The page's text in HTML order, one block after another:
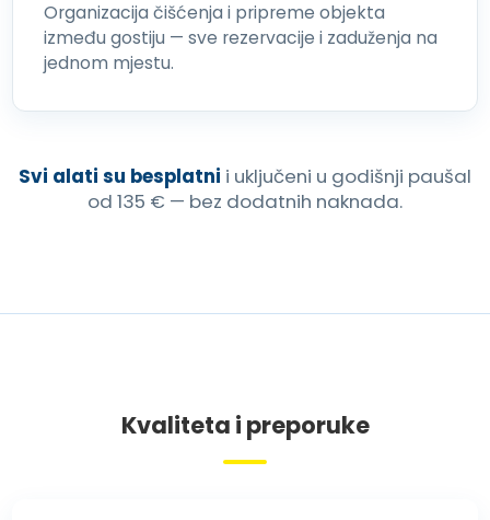
Organizacija čišćenja i pripreme objekta
između gostiju — sve rezervacije i zaduženja na
jednom mjestu.
Svi alati su besplatni i uključeni u godišnji paušal
od 135 € — bez dodatnih naknada.
Kvaliteta i preporuke